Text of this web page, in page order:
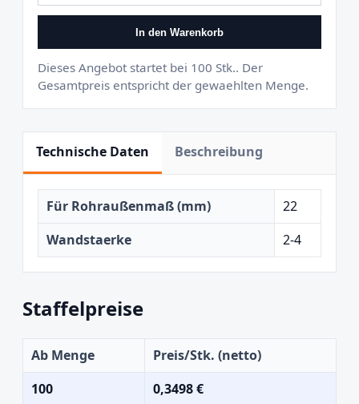
In den Warenkorb
Dieses Angebot startet bei 100 Stk.. Der
Gesamtpreis entspricht der gewaehlten Menge.
Technische Daten Beschreibung
Für Rohraußenmaß (mm)
22
Wandstaerke
2-4
Staffelpreise
Ab Menge
Preis/Stk. (netto)
100
0,3498 €